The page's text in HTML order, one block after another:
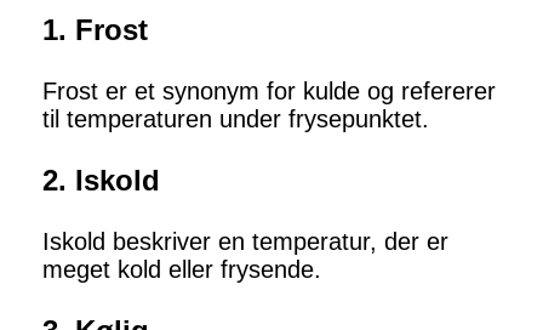
1. Frost
Frost er et synonym for kulde og refererer
til temperaturen under frysepunktet.
2. Iskold
Iskold beskriver en temperatur, der er
meget kold eller frysende.